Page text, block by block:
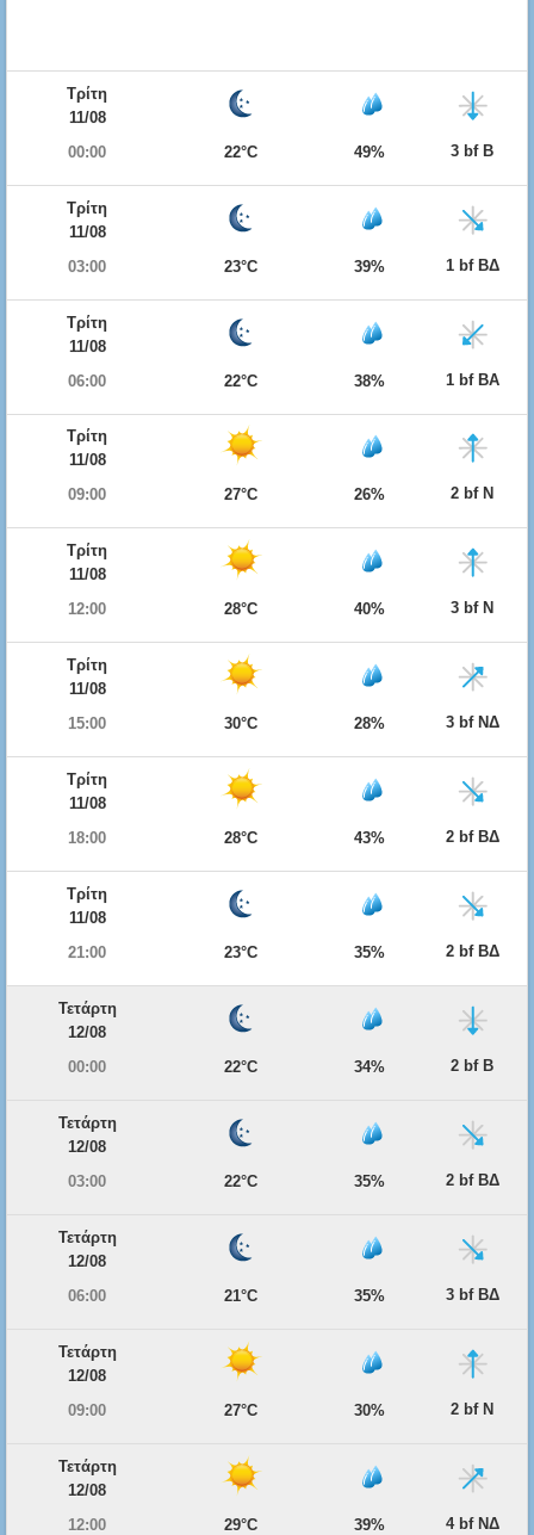
Τρίτη
11/08
00:00
22°C 49% 3 bf Β
Τρίτη
11/08
03:00
23°C 39% 1 bf ΒΔ
Τρίτη
11/08
06:00
22°C 38% 1 bf ΒΑ
Τρίτη
11/08
09:00
27°C 26% 2 bf Ν
Τρίτη
11/08
12:00
28°C 40% 3 bf Ν
Τρίτη
11/08
15:00
30°C 28% 3 bf ΝΔ
Τρίτη
11/08
18:00
28°C 43% 2 bf ΒΔ
Τρίτη
11/08
21:00
23°C 35% 2 bf ΒΔ
Τετάρτη
12/08
00:00
22°C 34% 2 bf Β
Τετάρτη
12/08
03:00
22°C 35% 2 bf ΒΔ
Τετάρτη
12/08
06:00
21°C 35% 3 bf ΒΔ
Τετάρτη
12/08
09:00
27°C 30% 2 bf Ν
Τετάρτη
12/08
12:00
29°C 39% 4 bf ΝΔ